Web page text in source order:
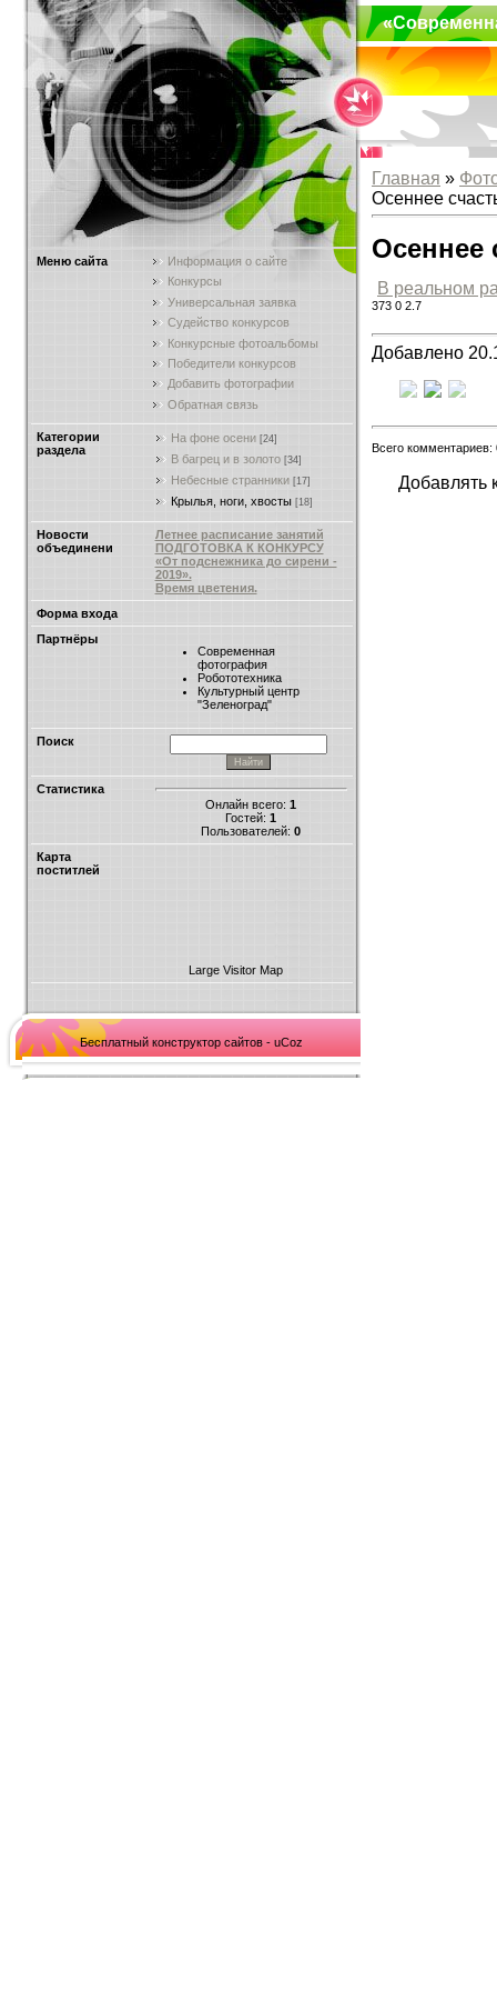
Меню сайта
Информация о сайте
Конкурсы
Универсальная заявка
Судейство конкурсов
Конкурсные фотоальбомы
Победители конкурсов
Добавить фотографии
Обратная связь
Категории
раздела
На фоне осени [24]
В багрец и в золото [34]
Небесные странники [17]
Крылья, ноги, хвосты [18]
Новости
объединени
Летнее расписание занятий
ПОДГОТОВКА К КОНКУРСУ
«От подснежника до сирени -
2019».
Время цветения.
Форма входа
Партнёры
Современная
фотография
Робототехника
Культурный центр
"Зеленоград"
Поиск
Статистика
Онлайн всего: 1
Гостей: 1
Пользователей: 0
Карта
поститлей
Large Visitor Map
Главная »
Осеннее
Осеннее
В реальном
373 0 2.7
Добавлено
Всего комментариев:
Добавлять
Бесплатный конструктор сайтов - uCoz